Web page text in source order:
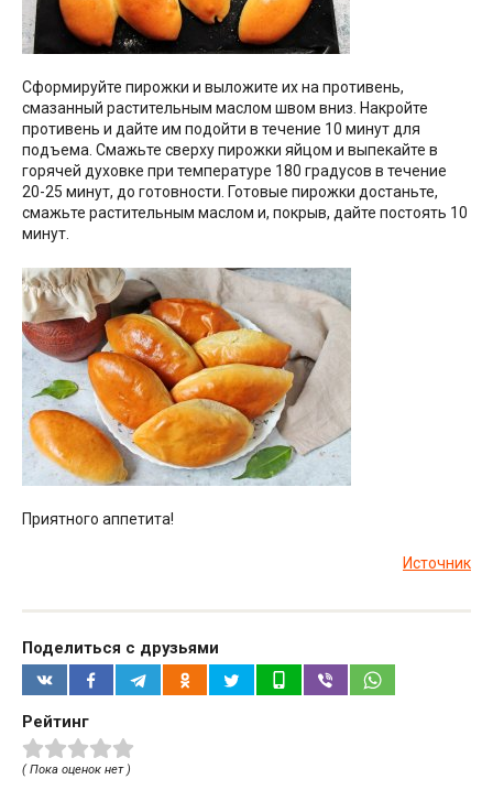
Сформируйте пирожки и выложите их на противень,
смазанный растительным маслом швом вниз. Накройте
противень и дайте им подойти в течение 10 минут для
подъема. Смажьте сверху пирожки яйцом и выпекайте в
горячей духовке при температуре 180 градусов в течение
20-25 минут, до готовности. Готовые пирожки достаньте,
смажьте растительным маслом и, покрыв, дайте постоять 10
минут.
Приятного аппетита!
Источник
Поделиться с друзьями
Рейтинг
( Пока оценок нет )